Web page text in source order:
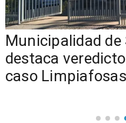
Municipalidad de
destaca
caso Limpiafosas